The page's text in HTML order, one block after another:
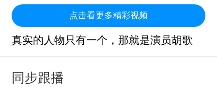
点击看更多精彩视频
真实的人物只有一个，那就是演员胡歌
同步跟播